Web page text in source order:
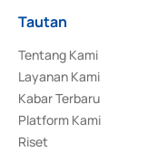
Tautan
Tentang Kami
Layanan Kami
Kabar Terbaru
Platform Kami
Riset